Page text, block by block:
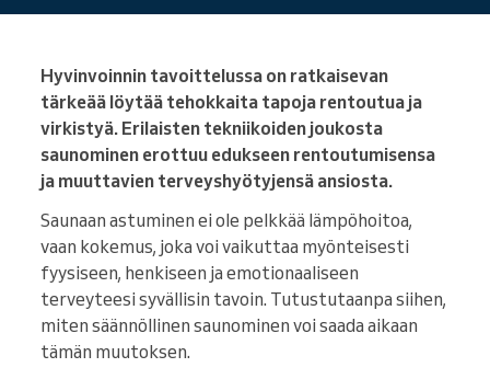
Hyvinvoinnin tavoittelussa on ratkaisevan
tärkeää löytää tehokkaita tapoja rentoutua ja
virkistyä. Erilaisten tekniikoiden joukosta
saunominen erottuu edukseen rentoutumisensa
ja muuttavien terveyshyötyjensä ansiosta.
Saunaan astuminen ei ole pelkkää lämpöhoitoa,
vaan kokemus, joka voi vaikuttaa myönteisesti
fyysiseen, henkiseen ja emotionaaliseen
terveyteesi syvällisin tavoin. Tutustutaanpa siihen,
miten säännöllinen saunominen voi saada aikaan
tämän muutoksen.